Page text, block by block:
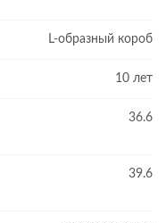
L-образный короб
10 лет
36.6
39.6